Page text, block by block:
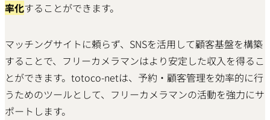
率化することができます。
マッチングサイトに頼らず、SNSを活用して顧客基盤を構築
することで、フリーカメラマンはより安定した収入を得るこ
とができます。totoco-netは、予約・顧客管理を効率的に行
うためのツールとして、フリーカメラマンの活動を強力にサ
ポートします。